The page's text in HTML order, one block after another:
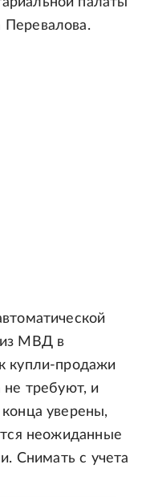
Перевалова.
из МВД в
купли-продажи
не требуют, и
уверены,
неожиданные
Снимать с учета